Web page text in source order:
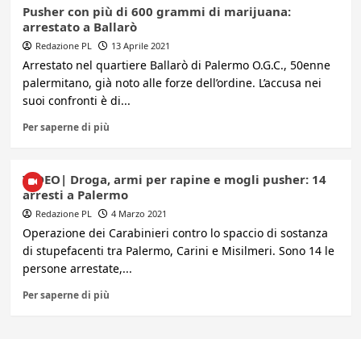
Pusher con più di 600 grammi di marijuana:
arrestato a Ballarò
Redazione PL 13 Aprile 2021
Arrestato nel quartiere Ballarò di Palermo O.G.C., 50enne
palermitano, già noto alle forze dell’ordine. L’accusa nei
suoi confronti è di...
Per saperne di più
VIDEO| Droga, armi per rapine e mogli pusher: 14
arresti a Palermo
Redazione PL 4 Marzo 2021
Operazione dei Carabinieri contro lo spaccio di sostanza
di stupefacenti tra Palermo, Carini e Misilmeri. Sono 14 le
persone arrestate,...
Per saperne di più